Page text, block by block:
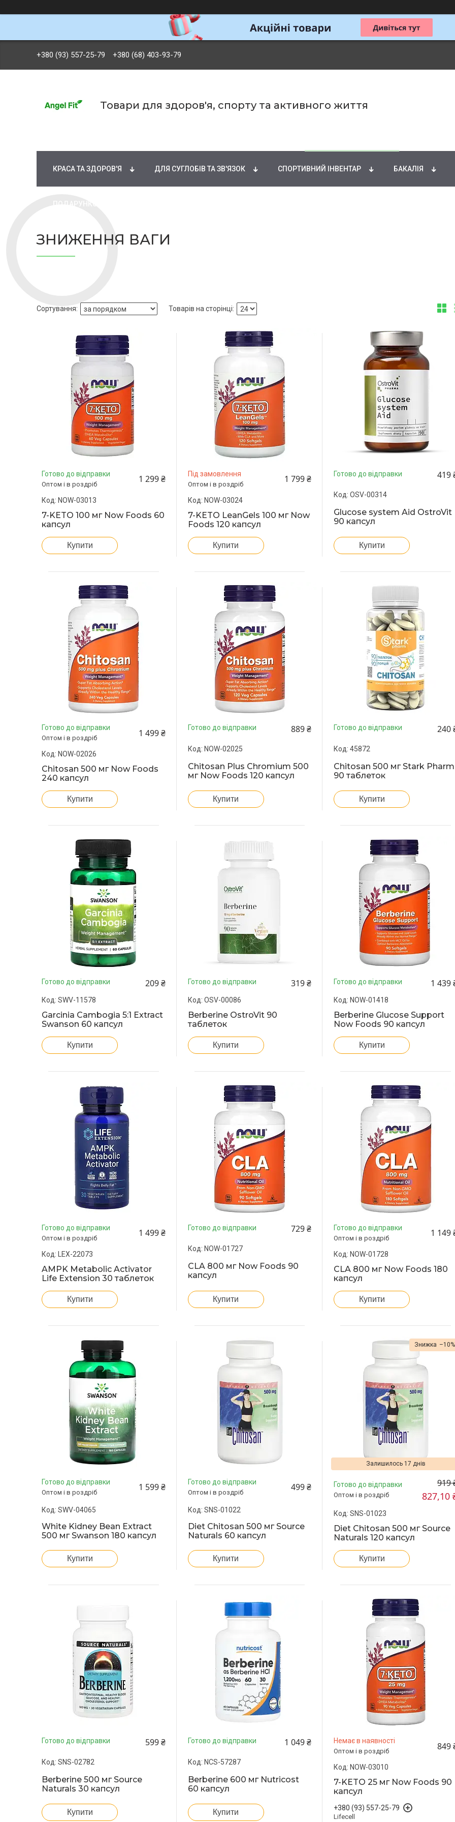
+380 (93) 557-25-79 +380 (68) 403-93-79
Товари для здоров'я, спорту та активного життя
КРАСА ТА ЗДОРОВ'Я ДЛЯ СУГЛОБІВ ТА ЗВ'ЯЗОК СПОРТИВНИЙ ІНВЕНТАР БАКАЛІЯ
ЗНИЖЕННЯ ВАГИ
Готово до відправки
Оптом і в роздріб 1 299 ₴
NOW-03013
7-KETO 100 мг Now Foods 60
капсул
Купити
Під замовлення
Оптом і в роздріб 1 799 ₴
NOW-03024
7-KETO LeanGels 100 мг Now
Foods 120 капсул
Купити
Готово до відправки 419
OSV-00314
Glucose system Aid OstroVit
90 капсул
Купити
Готово до відправки
Оптом і в роздріб 1 499 ₴
NOW-02026
Chitosan 500 мг Now Foods
240 капсул
Купити
Готово до відправки 889 ₴
NOW-02025
Chitosan Plus Chromium 500
мг Now Foods 120 капсул
Купити
Готово до відправки 240
45872
Chitosan 500 мг Stark Pharm
90 таблеток
Купити
Готово до відправки 209 ₴
SWV-11578
Garcinia Cambogia 5:1 Extract
Swanson 60 капсул
Купити
Готово до відправки 319 ₴
OSV-00086
Berberine OstroVit 90
таблеток
Купити
Готово до відправки 1 439
NOW-01418
Berberine Glucose Support
Now Foods 90 капсул
Купити
Готово до відправки
Оптом і в роздріб 1 499 ₴
LEX-22073
AMPK Metabolic Activator
Life Extension 30 таблеток
Купити
Готово до відправки 729 ₴
NOW-01727
CLA 800 мг Now Foods 90
капсул
Купити
Готово до відправки
Оптом і в роздріб 1 149
NOW-01728
CLA 800 мг Now Foods 180
капсул
Купити
Готово до відправки
Оптом і в роздріб 1 599 ₴
SWV-04065
White Kidney Bean Extract
500 мг Swanson 180 капсул
Купити
Готово до відправки
Оптом і в роздріб 499 ₴
SNS-01022
Diet Chitosan 500 мг Source
Naturals 60 капсул
Купити
–10%
Залишилось 17 днів
Готово до відправки
Оптом і в роздріб
919
827,10
SNS-01023
Diet Chitosan 500 мг Source
Naturals 120 капсул
Купити
Готово до відправки 599 ₴
SNS-02782
Berberine 500 мг Source
Naturals 30 капсул
Купити
Готово до відправки 1 049 ₴
NCS-57287
Berberine 600 мг Nutricost
60 капсул
Купити
Немає в наявності
Оптом і в роздріб 849
NOW-03010
7-KETO 25 мг Now Foods 90
капсул
+380 (93) 557-25-79
Lifecell